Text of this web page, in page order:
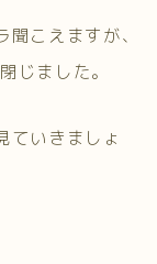
こえますが、
じました。
ていきましょ